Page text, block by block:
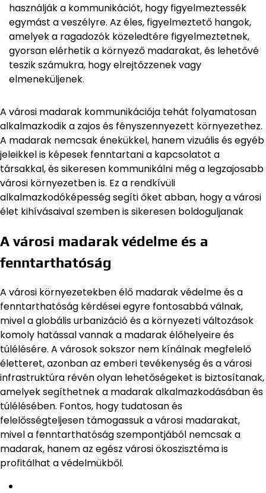
használják a kommunikációt, hogy figyelmeztessék
egymást a veszélyre. Az éles, figyelmeztető hangok,
amelyek a ragadozók közeledtére figyelmeztetnek,
gyorsan elérhetik a környező madarakat, és lehetővé
teszik számukra, hogy elrejtőzzenek vagy
elmeneküljenek.
A városi madarak kommunikációja tehát folyamatosan
alkalmazkodik a zajos és fényszennyezett környezethez.
A madarak nemcsak énekükkel, hanem vizuális és egyéb
jeleikkel is képesek fenntartani a kapcsolatot a
társakkal, és sikeresen kommunikálni még a legzajosabb
városi környezetben is. Ez a rendkívüli
alkalmazkodóképesség segíti őket abban, hogy a városi
élet kihívásaival szemben is sikeresen boldoguljanak
A városi madarak védelme és a
fenntarthatóság
A városi környezetekben élő madarak védelme és a
fenntarthatóság kérdései egyre fontosabbá válnak,
mivel a globális urbanizáció és a környezeti változások
komoly hatással vannak a madarak élőhelyeire és
túlélésére. A városok sokszor nem kínálnak megfelelő
életteret, azonban az emberi tevékenység és a városi
infrastruktúra révén olyan lehetőségeket is biztosítanak,
amelyek segíthetnek a madarak alkalmazkodásában és
túlélésében. Fontos, hogy tudatosan és
felelősségteljesen támogassuk a városi madarakat,
mivel a fenntarthatóság szempontjából nemcsak a
madarak, hanem az egész városi ökoszisztéma is
profitálhat a védelmükből.